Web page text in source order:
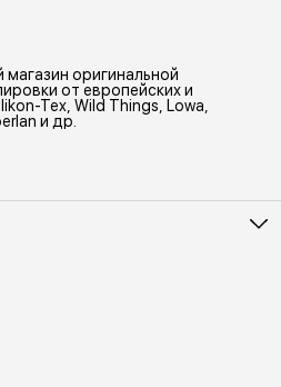
оригинальной
от европейских и
Tex, Wild Things, Lowa,
и др.